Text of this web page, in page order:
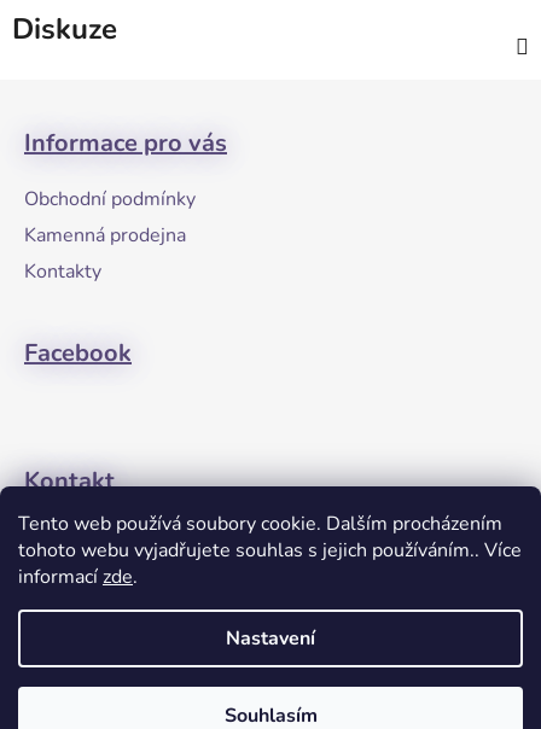
Tento web používá soubory cookie. Dalším procházením
tohoto webu vyjadřujete souhlas s jejich používáním.. Více
informacízde.
Nastavení
Souhlasím
Diskuze
Informace pro vás
Obchodní podmínky
Kamenná prodejna
Kontakty
Facebook
Kontakt
+420608274762
Vytvořil Shoptet